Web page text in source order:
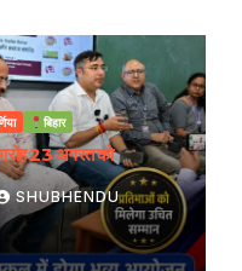
बिहार
23 अगस्त को
SHUBHENDU